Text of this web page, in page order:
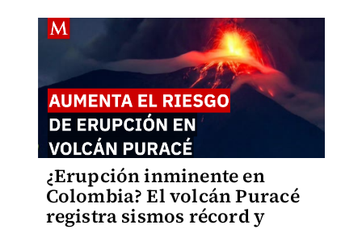
¿Erupción inminente en
Colombia? El volcán Puracé
registra sismos récord y